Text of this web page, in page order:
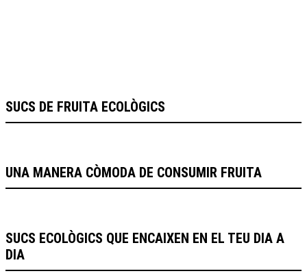
SUCS DE FRUITA ECOLÒGICS
UNA MANERA CÒMODA DE CONSUMIR FRUITA
SUCS ECOLÒGICS QUE ENCAIXEN EN EL TEU DIA A
DIA